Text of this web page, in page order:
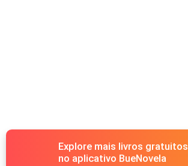
Explore mais livros gratuitos
no aplicativo BueNovela